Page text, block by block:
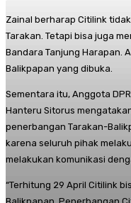
Zainal berharap Citilink
Tarakan. Tetapi bisa juga
Bandara Tanjung Harapan.
Balikpapan yang dibuka.
Sementara itu, Anggota
Hanteru Sitorus
penerbangan Tarakan-
karena seluruh pihak
melakukan komunikasi
“Terhitung 29 April Citilink